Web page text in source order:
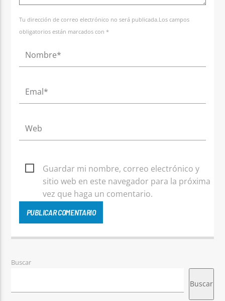
Tu dirección de correo electrónico no será publicada.Los campos
obligatorios están marcados con *
Guardar mi nombre, correo electrónico y
sitio web en este navegador para la próxima
vez que haga un comentario.
Buscar
Buscar